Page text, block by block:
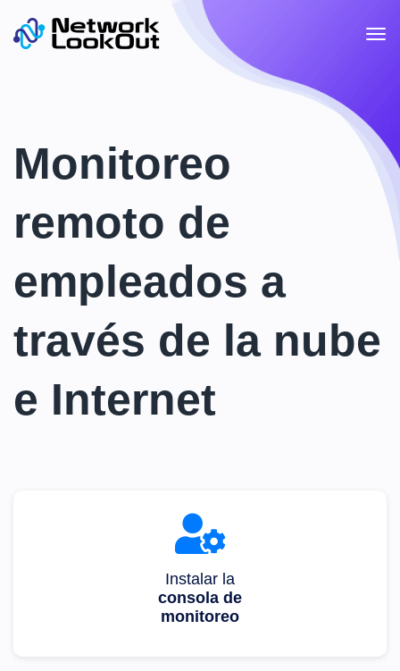
Monitoreo
remoto de
empleados a
través de la nube
e Internet
Instalar la
consola de
monitoreo